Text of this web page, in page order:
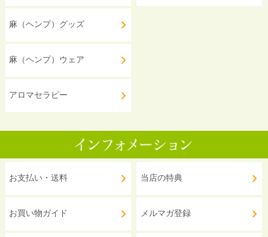
麻（ヘンプ）グッズ
麻（ヘンプ）ウェア
アロマセラピー
お支払い・送料
お買い物ガイド
当店の特典
メルマガ登録